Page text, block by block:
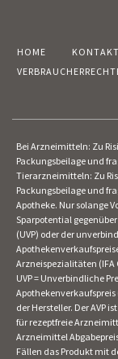
HOME KONTAKT
Bei Arzneimitteln: Zu
Packungsbeilage und
Tierarzneimitteln: Zu
Packungsbeilage und
Apotheke. Nur solange
Sparpotential
(UVP) oder der
Arzneispezialitäten (IFA
UVP = Unverbindliche
Apothekenverkaufspreis
der Hersteller. Der AVP
für rezeptfreie
Arzneimittel
Fällen das Produkt mit